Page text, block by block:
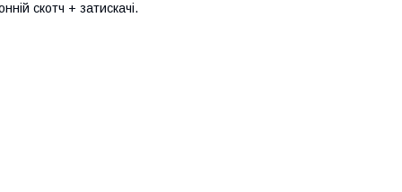
скотч + затискачі.